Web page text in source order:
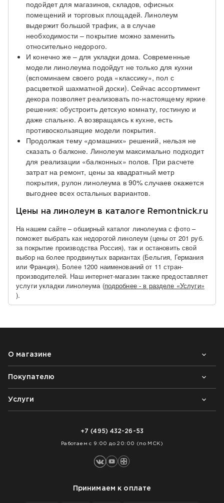
подойдет для магазинов, складов, офисных
помещений и торговых площадей. Линолеум
выдержит большой трафик, а в случае
необходимости – покрытие можно заменить
относительно недорого.
И конечно же – для укладки дома. Современные
модели линолеума подойдут не только для кухни
(вспоминаем своего рода «классику», пол с
расцветкой шахматной доски). Сейчас ассортимент
декора позволяет реализовать по-настоящему яркие
решения: обустроить детскую комнату, гостиную и
даже спальню. А возвращаясь к кухне, есть
противоскользящие модели покрытия.
Продолжая тему «домашних» решений, нельзя не
сказать о балконе. Линолеум максимально подходит
для реализации «балконных» полов. При расчете
затрат на ремонт, цены за квадратный метр
покрытия, рулон линолеума в 90% случаев окажется
выгоднее всех остальных вариантов.
Цены на линолеум в каталоге Remontnick.ru
На нашем сайте – обширный каталог линолеума с фото –
поможет выбрать как недорогой линолеум (цены от 201 руб.
за покрытие производства Россия), так и остановить свой
выбор на более продвинутых вариантах (Бельгия, Германия
или Франция). Более 1200 наименований от 11 стран-
производителей. Наш интернет-магазин также предоставляет
услуги укладки линолеума (подробнее - в разделе «Услуги»
).
О магазине
Почему выбирают нас
Контакты
Блог
Покупателю
Возврат товара
Как заказать
Услуги
+7 (495) 432-26-53
Работаем с 9:00 до 20:00 (по МСК)
Принимаем к оплате